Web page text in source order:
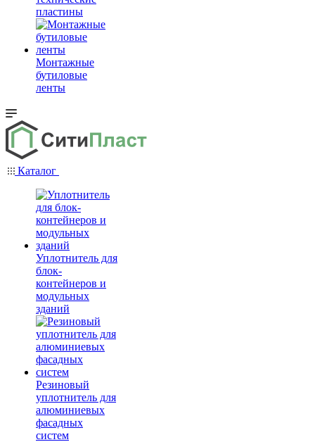
пластины
Монтажные
бутиловые
ленты
Каталог
Уплотнитель для
блок-
контейнеров и
модульных
зданий
Резиновый
уплотнитель для
алюминиевых
фасадных
систем